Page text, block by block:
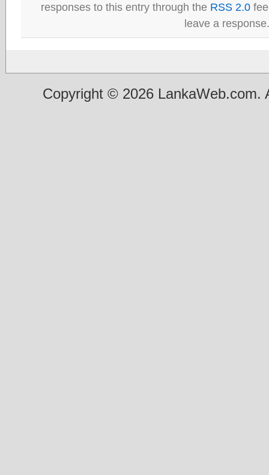
responses to this entry through the RSS 2.0
leave a response.
Copyright © 2026 LankaWeb.com.